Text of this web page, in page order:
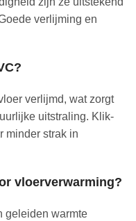
verlijming en
verlijmd, wat zorgt
uitstraling. Klik-
minder strak in
vloerverwarming?
geleiden warmte